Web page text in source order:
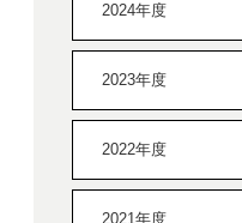
2024年度
2023年度
2022年度
2021年度